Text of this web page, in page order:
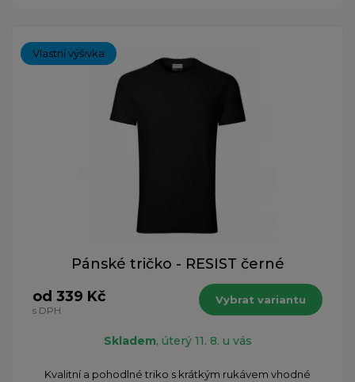
Vlastní výšivka
Pánské tričko - RESIST černé
od 339 Kč
s DPH
Vybrat variantu
Skladem, úterý 11. 8. u vás
Kvalitní a pohodlné triko s krátkým rukávem vhodné